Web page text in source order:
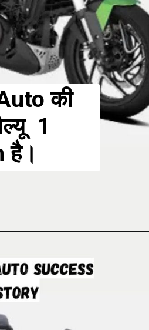
की
₹1
है।